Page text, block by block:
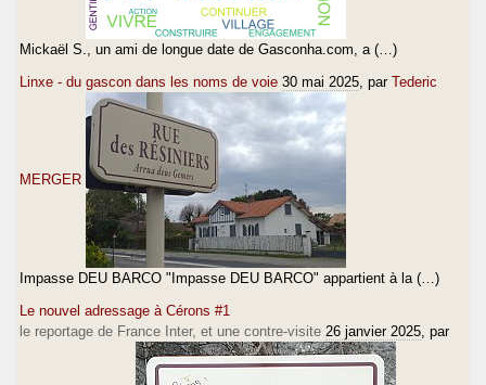
Mickaël S., un ami de longue date de Gasconha.com, a (…)
Linxe - du gascon dans les noms de voie 30 mai 2025 , par Tederic
MERGER
Impasse DEU BARCO "Impasse DEU BARCO" appartient à la (…)
Le nouvel adressage à Cérons #1
le reportage de France Inter, et une contre-visite 26 janvier 2025 , par